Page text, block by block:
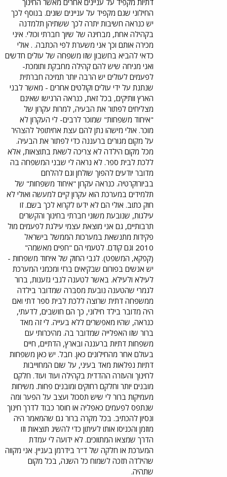
דתיות מקפיד על עניינים אחרים מאשר החינוך
החילוני שגם מקפיד על עניינים שונים. בנוסף לכך
יש כנראה חשיבות יתרה לכך ששתיהן תלמדנה
בקהילה אחת, מבחינה של שיוך חברתי וכולי. איני
מכירה אותם וכך אני משערת לפי הכתבה. . אולי
כדאי להביא בחשבון שזו משפחה של עולים חדשים
ואני מניחה שיש להם קהילה מחבקת ותומכת-
לפעמים לעולים יש הרבה יותר תמיכה חברתית
שנתנת על ידי עולים וקולטים אחרים - מאשר לבני
הארץ וותיקים, בכל זאת, כנראה הרגישו שאינם
מצליחים לפתור את הבעיה, למרות עקרון של
"איחוד משפחות" שמוכר לרבים- לי העקרון לא
מוכר. אולי מישהו נתן להם עצת אחיתופל להצהיר
על מקום מגורים ברעננה כדי לפתור את הבעיה.
מכל מקום הילדה לא צריכה לשאת בתוצאות, אלא
ללכת לבית ספר. לא נראה לי שבני המשפחה בה
מדובר יודעים להפוך שולחן וגם להלחם
בביורוקרטיה. כנראה עקרון "איחוד משפחות" של
תלמידים במערכת הוא עקרון קיים למעשה ואולי לא
חוק כתוב. אולי הם לא ידעו לקרוא לכך בשם. זו
עילגות, שנובעת משוני חברתי בחינוך והקשרים
תרבותיים, גם אני מוצאת עצמי עילגת לפעמים מול
פקידות מתנשאת במערכות הממשל בישראל
2010 וגם קודם. לטעמי הם "חפים מאשמה"
(קפקא, המשפט). לגבי החוק של איחוד משפחות -
יש אנשים בפורום שבקיאים ברזי ומכמני המערכת
לעילא ולעילא. באשר לטענה לגבי גזענות, ברור
לגמרי שהטענה נובעת מסברה שמדובר בילדה
ממשפחה דתית שרוצה ללכת לבית ספר דתי ואם
היה מדובר בילד חילוני, כך הם חושבים, לדעתי,
כנראה, שהיו מאפשרים ללא בעייה. לי זה מאד
ברור שזו האפלייה שמדובר בה. מהיכרותי עם
משפחות דתיות ברעננה ובארץ, הדתיים, חיים
בעולם אחר מהחילונים כאן. חבל. יש כאן משפחות
דתיות נפלאות מאד בעיני, על שום המחוייבות
לחינוך והעזרה ההדדית בקהילה ועוד ועוד. חלקם
מובנים יותר וחלקם רחוקים ומובנים פחות. משיחות
מעמיקות ברור לי שיש תסכול ועצב על הפער ומה
שנתפס לפעמים כאפליה או חוסר כבוד לדרך חינוך
ונסיון להכתיב. בכל מקרה ברור גם שהמאמר היה
מוזמן והכניסו אותו לעיתון כדי להשיג תוצאות וזו
הדרך שמצאו המתווכים. לא ידועה לי עמדת
המערכת או חלקה של ד"ר בידרמן בעניין. אני מקווה
שהילדה תזכה לשמוח כל השנה, בכל מקום
שתהיה.